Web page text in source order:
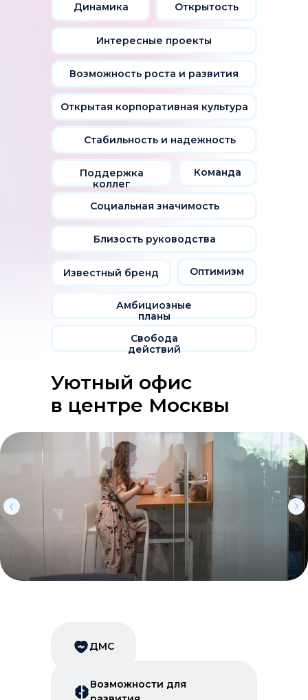
Динамика
Возможность роста и развития
Свобода
действий
Известный бренд
Стабильность и надежность
Интересные проекты
Близость руководства
Открытость
Поддержка
коллег
Команда
Социальная значимость
Открытая корпоративная культура
Амбициозные
планы
Оптимизм
Уютный офис
в центре Москвы
ДМС
Возможности для